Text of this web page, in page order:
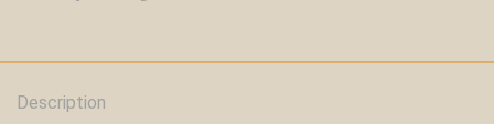
Description